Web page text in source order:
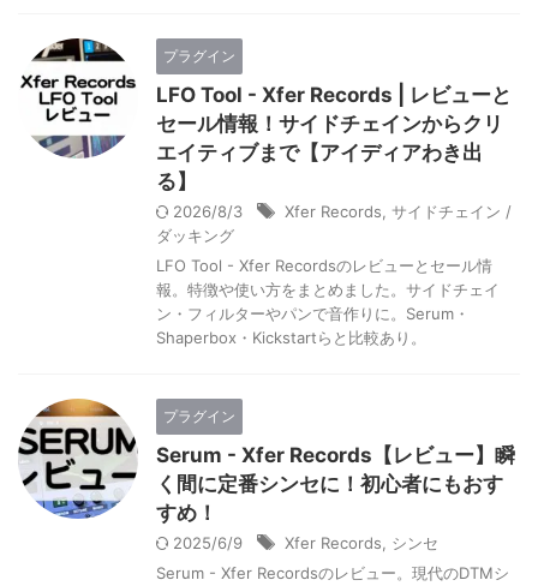
プラグイン
LFO Tool - Xfer Records | レビューと
セール情報！サイドチェインからクリ
エイティブまで【アイディアわき出
る】
2026/8/3 Xfer Records サイドチェイン /
ダッキング
LFO Tool - Xfer Recordsのレビューとセール情
報。特徴や使い方をまとめました。サイドチェイ
ン・フィルターやパンで音作りに。Serum・
Shaperbox・Kickstartらと比較あり。
プラグイン
Serum - Xfer Records【レビュー】瞬
く間に定番シンセに！初心者にもおす
すめ！
2025/6/9 Xfer Records
シンセ
Serum - Xfer Recordsのレビュー。現代のDTMシ